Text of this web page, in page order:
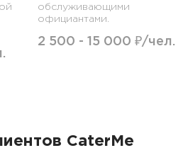
обслуживающими
официантами.
2 500 - 15 000 ₽/чел.
CaterMe